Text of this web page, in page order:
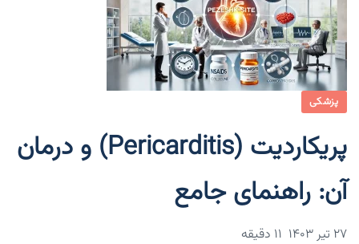
پزشکی
پریکاردیت (Pericarditis) و درمان
آن: راهنمای جامع
۲۷ تیر ۱۴۰۳